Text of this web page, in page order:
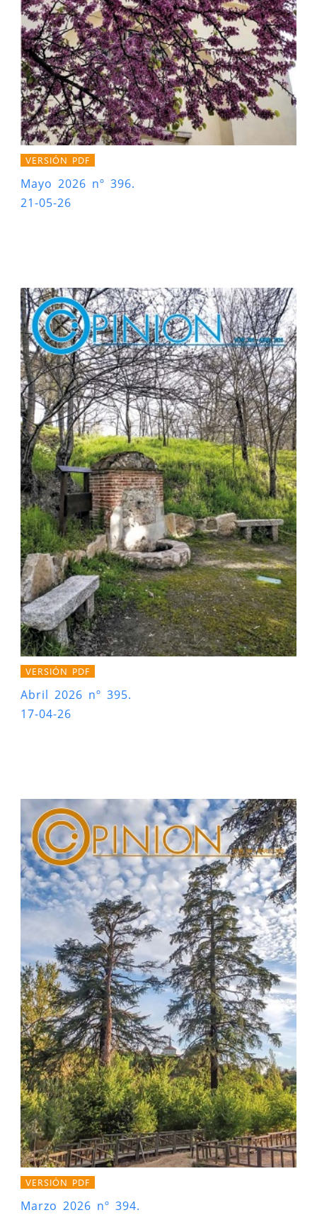
VERSIÓN PDF
Mayo 2026 nº 396.
21-05-26
VERSIÓN PDF
Abril 2026 nº 395.
17-04-26
VERSIÓN PDF
Marzo 2026 nº 394.